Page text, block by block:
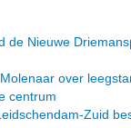
de Nieuwe
over
centrum
Zuid